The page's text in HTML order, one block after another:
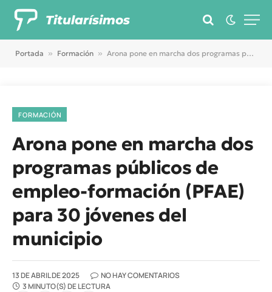
Titularísimos
Portada » Formación » Arona pone en marcha dos programas públicos de empleo-formación (PFAE) para 30 jóvenes del municipio
FORMACIÓN
Arona pone en marcha dos
programas públicos de
empleo-formación (PFAE)
para 30 jóvenes del
municipio
13 DE ABRIL DE 2025
NO HAY COMENTARIOS
3 MINUTO(S) DE LECTURA